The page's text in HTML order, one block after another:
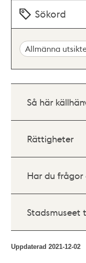
Sökord
Allmänna
Så här
Rättigheter
Har du
Stadsmuseet
Uppdaterad2021-12-02